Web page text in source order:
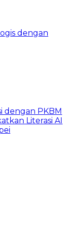
dengan
dengan PKBM
Literasi AI